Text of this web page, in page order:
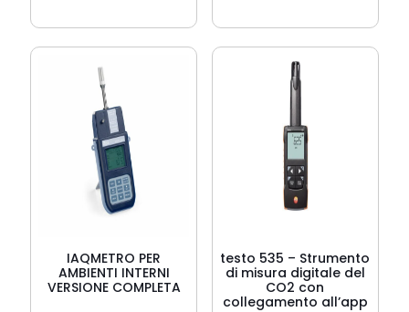
IAQMETRO PER
AMBIENTI INTERNI
VERSIONE COMPLETA
testo 535 – Strumento
di misura digitale del
CO2 con
collegamento all’app